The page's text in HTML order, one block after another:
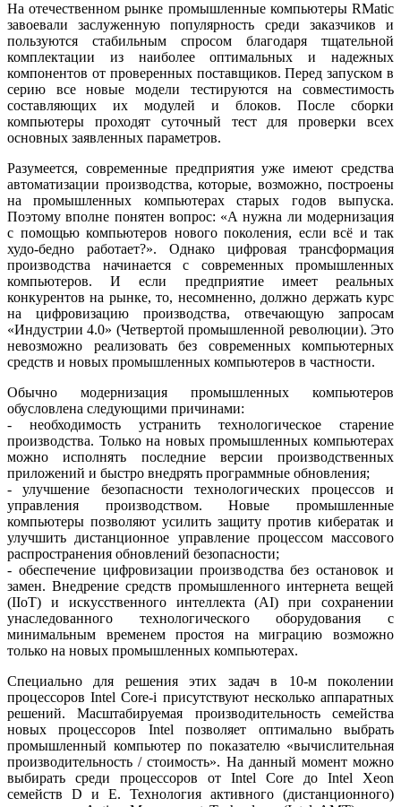
На отечественном рынке промышленные компьютеры RMatic
завоевали заслуженную популярность среди заказчиков и
пользуются стабильным спросом благодаря тщательной
комплектации из наиболее оптимальных и надежных
компонентов от проверенных поставщиков. Перед запуском в
серию все новые модели тестируются на совместимость
составляющих их модулей и блоков. После сборки
компьютеры проходят суточный тест для проверки всех
основных заявленных параметров.
Разумеется, современные предприятия уже имеют средства
автоматизации производства, которые, возможно, построены
на промышленных компьютерах старых годов выпуска.
Поэтому вполне понятен вопрос: «А нужна ли модернизация
с помощью компьютеров нового поколения, если всё и так
худо-бедно работает?». Однако цифровая трансформация
производства начинается с современных промышленных
компьютеров. И если предприятие имеет реальных
конкурентов на рынке, то, несомненно, должно держать курс
на цифровизацию производства, отвечающую запросам
«Индустрии 4.0» (Четвертой промышленной революции). Это
невозможно реализовать без современных компьютерных
средств и новых промышленных компьютеров в частности.
Обычно модернизация промышленных компьютеров
обусловлена следующими причинами:
- необходимость устранить технологическое старение
производства. Только на новых промышленных компьютерах
можно исполнять последние версии производственных
приложений и быстро внедрять программные обновления;
- улучшение безопасности технологических процессов и
управления производством. Новые промышленные
компьютеры позволяют усилить защиту против кибератак и
улучшить дистанционное управление процессом массового
распространения обновлений безопасности;
- обеспечение цифровизации производства без остановок и
замен. Внедрение средств промышленного интернета вещей
(IIoT) и искусственного интеллекта (AI) при сохранении
унаследованного технологического оборудования с
минимальным временем простоя на миграцию возможно
только на новых промышленных компьютерах.
Специально для решения этих задач в 10‑м поколении
процессоров Intel Core-i присутствуют несколько аппаратных
решений. Масштабируемая производительность семейства
новых процессоров Intel позволяет оптимально выбрать
промышленный компьютер по показателю «вычислительная
производительность / стоимость». На данный момент можно
выбирать среди процессоров от Intel Core до Intel Xeon
семейств D и Е. Технология активного (дистанционного)